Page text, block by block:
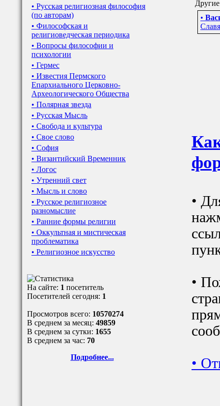
• Русская религиозная философия
(по авторам)
• Философская и
религиоведческая периодика
• Вопросы философии и
психологии
• Гермес
• Известия Пермского
Епархиального Церковно-
Археологического Общества
• Полярная звезда
• Русская Мысль
• Свобода и культура
• Свое слово
• София
• Византийский Временник
• Логос
• Утренний свет
• Мысль и слово
• Русское религиозное
разномыслие
• Ранние формы религии
• Оккультная и мистическая
проблематика
• Религиозное искусство
На сайте: 1 посетитель
Посетителей сегодня: 1
Просмотров всего: 10570274
В среднем за месяц: 49859
В среднем за сутки: 1655
В среднем за час: 70
Подробнее...
•
•
•
•